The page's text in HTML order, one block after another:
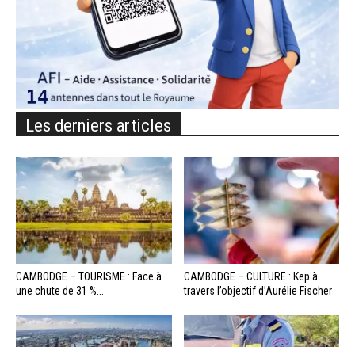
Les derniers articles
CAMBODGE – TOURISME : Face à
une chute de 31 %...
CAMBODGE – CULTURE : Kep à
travers l’objectif d’Aurélie Fischer